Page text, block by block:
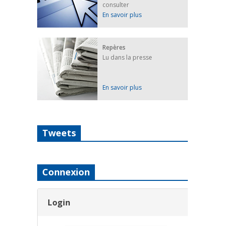
consulter
En savoir plus
Repères
Lu dans la presse
En savoir plus
Tweets
Connexion
Login